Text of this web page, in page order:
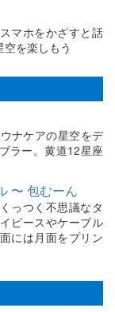
マホをかざすと話
を楽しもう
ナケアの星空をデ
ラー。黄道12星座
〜 包むーん
っつく不思議なタ
ピースやケーブル
には月面をプリン